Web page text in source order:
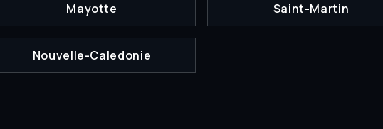
Mayotte Saint-Martin
Nouvelle-Caledonie